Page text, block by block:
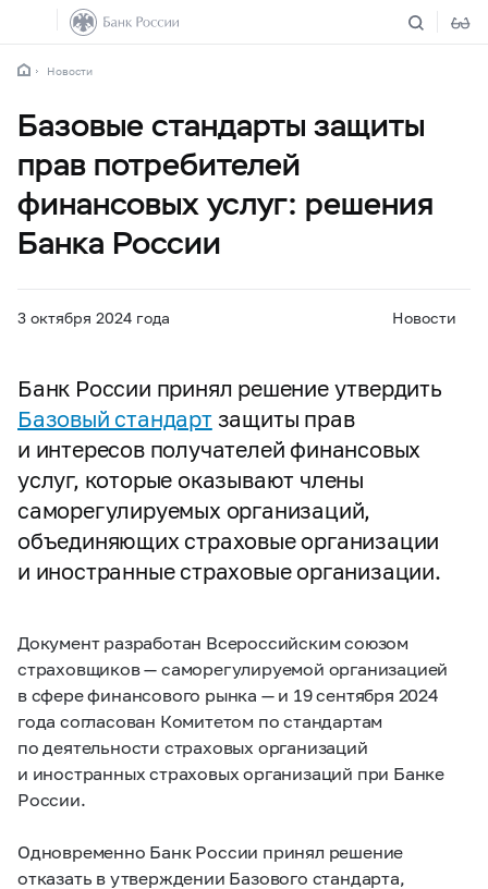
Новости
Базовые стандарты защиты
прав потребителей
финансовых услуг: решения
Банка России
3 октября 2024 года Новости
Банк России принял решение утвердить
Базовый стандартзащиты прав
и интересов получателей финансовых
услуг, которые оказывают члены
саморегулируемых организаций,
объединяющих страховые организации
и иностранные страховые организации.
Документ разработан Всероссийским союзом
страховщиков — саморегулируемой организацией
в сфере финансового рынка — и 19 сентября 2024
года согласован Комитетом по стандартам
по деятельности страховых организаций
и иностранных страховых организаций при Банке
России.
Одновременно Банк России принял решение
отказать в утверждении Базового стандарта,